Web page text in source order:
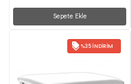
Sepete Ekle
%35 İNDIRIM